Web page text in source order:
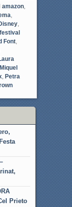
amazon,
,
,
festival
Font,
Miquel
, Petra
Prieto